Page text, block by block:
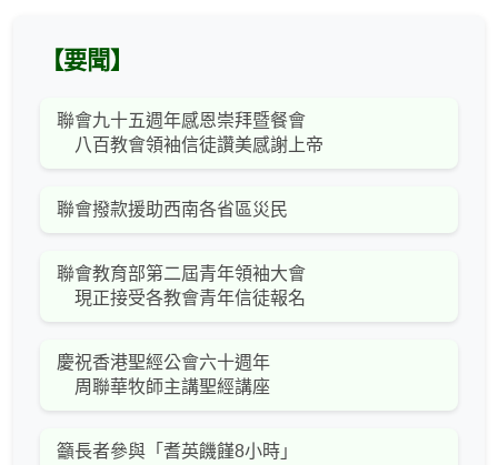
【要聞】
聯會九十五週年感恩崇拜暨餐會
八百教會領袖信徒讚美感謝上帝
聯會撥款援助西南各省區災民
聯會教育部第二屆青年領袖大會
現正接受各教會青年信徒報名
慶祝香港聖經公會六十週年
周聯華牧師主講聖經講座
籲長者參與「耆英饑饉8小時」